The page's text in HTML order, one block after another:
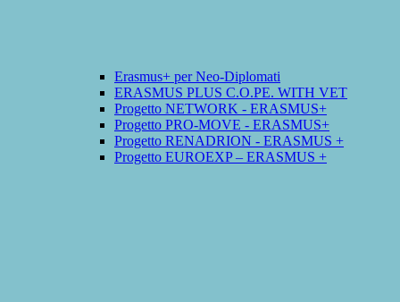
Erasmus+ per Neo-Diplomati
ERASMUS PLUS C.O.PE. WITH VET
Progetto NETWORK - ERASMUS+
Progetto PRO-MOVE - ERASMUS+
Progetto RENADRION - ERASMUS +
Progetto EUROEXP – ERASMUS +